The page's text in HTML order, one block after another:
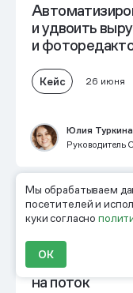
Мы обрабатываем
посетителей и
куки согласно
ОК
иудвоить
и
Кейс 26 июня
Юлия Туркина
Руководитель
+25% к
детской
на поток